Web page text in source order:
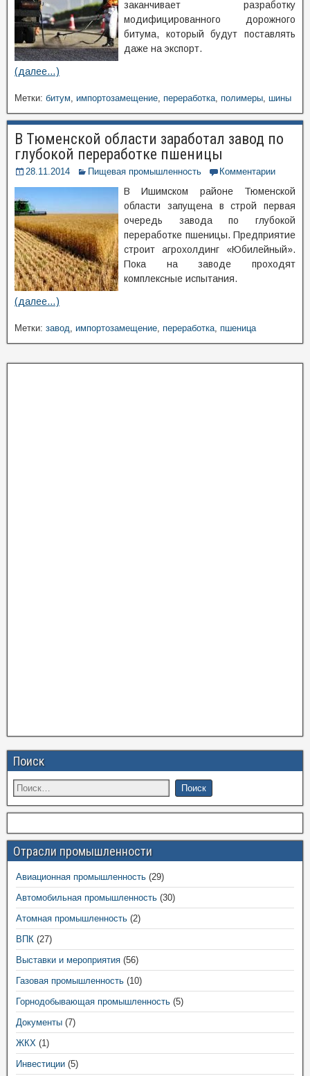
заканчивает разработку
модифицированного дорожного
битума, который будут поставлять
даже на экспорт.
(далее…)
Метки: битум, импортозамещение, переработка, полимеры, шины
В Тюменской области заработал завод по
глубокой переработке пшеницы
28.11.2014 Пищевая промышленность Комментарии
В Ишимском районе Тюменской
области запущена в строй первая
очередь завода по глубокой
переработке пшеницы. Предприятие
строит агрохолдинг «Юбилейный».
Пока на заводе проходят
комплексные испытания.
(далее…)
Метки: завод, импортозамещение, переработка, пшеница
Поиск
Отрасли промышленности
Авиационная промышленность (29)
Автомобильная промышленность (30)
Атомная промышленность (2)
ВПК (27)
Выставки и мероприятия (56)
Газовая промышленность (10)
Горнодобывающая промышленность (5)
Документы (7)
ЖКХ (1)
Инвестиции (5)